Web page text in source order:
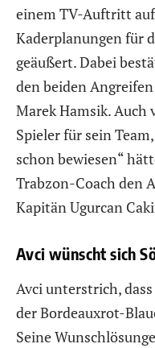
einem TV-Auftritt auf
Kaderplanungen für
geäußert. Dabei
den beiden
Marek Hamsik. Auch
Spieler für sein
schon bewiesen“
Trabzon-Coach den
Kapitän Ugurcan
Avci wünscht sich
Avci unterstrich,
der Bordeauxrot-
Seine